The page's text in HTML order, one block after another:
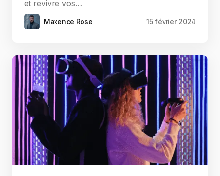
et revivre vos…
Maxence Rose 15 février 2024